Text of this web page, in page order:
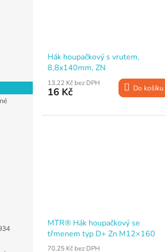
Hák houpačkový s vrutem,
8,8x140mm, ZN
13,22 Kč bez DPH
16 Kč Do košíku
MTR® Hák houpačkový se
třmenem typ D+ Zn M12×160
mm
70,25 Kč bez DPH